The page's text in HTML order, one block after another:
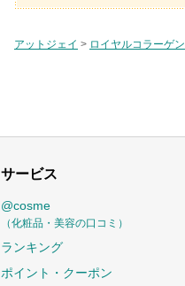
アットジェイ > ロイヤルコラーゲン
サービス
@cosme
（化粧品・美容の口コミ）
ランキング
ポイント・クーポン